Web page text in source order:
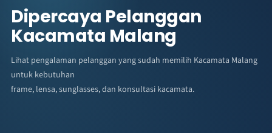
Dipercaya Pelanggan
Kacamata Malang
Lihat pengalaman pelanggan yang sudah memilih Kacamata Malang
untuk kebutuhan
frame, lensa, sunglasses, dan konsultasi kacamata.